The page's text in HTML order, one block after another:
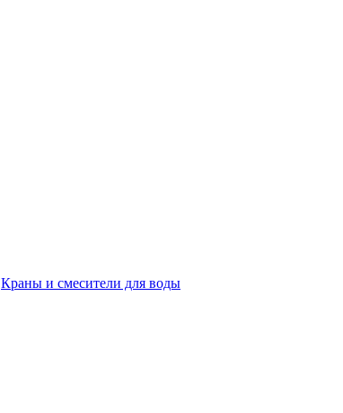
Краны и смесители для воды